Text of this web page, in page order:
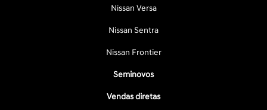
Nissan Versa
Nissan Sentra
Nissan Frontier
Seminovos
Vendas diretas